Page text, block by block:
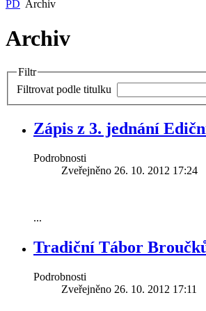
Archa ZŠ
Diakonické
PD Archiv
Archiv
Filtr
Filtrovat podle titulku
Zápis z 3. jednání
Podrobnosti
Zveřejněno 26. 10. 2012 17:24
...
Tradiční Tábor
Podrobnosti
Zveřejněno 26. 10. 2012 17:11